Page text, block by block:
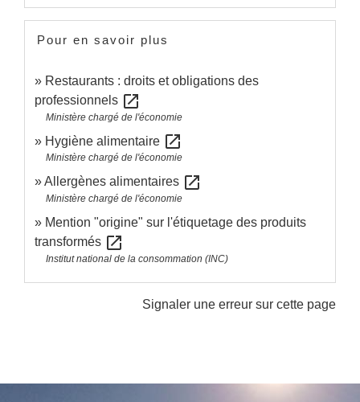
Pour en savoir plus
Restaurants : droits et obligations des
professionnels open_in_new
Ministère chargé de l'économie
Hygiène alimentaire open_in_new
Ministère chargé de l'économie
Allergènes alimentaires open_in_new
Ministère chargé de l'économie
Mention "origine" sur l'étiquetage des produits
transformés open_in_new
Institut national de la consommation (INC)
Signaler une erreur sur cette page